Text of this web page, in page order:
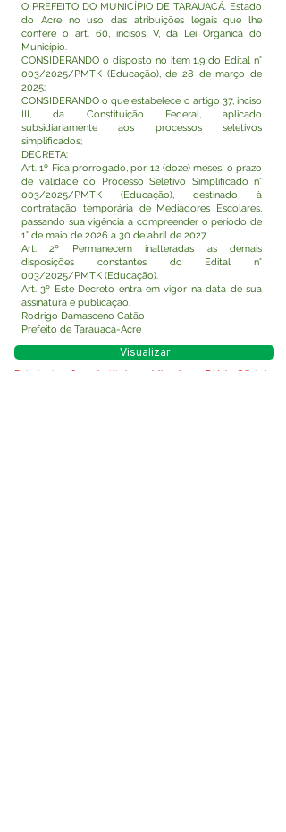
O PREFEITO DO MUNICÍPIO DE TARAUACÁ. Estado
do Acre no uso das atribuições legais que lhe
confere o art. 60, incisos V, da Lei Orgânica do
Município.
CONSIDERANDO o disposto no item 1.9 do Edital n°
003/2025/PMTK (Educação), de 28 de março de
2025;
CONSIDERANDO o que estabelece o artigo 37, inciso
III, da Constituição Federal, aplicado
subsidiariamente aos processos seletivos
simplificados;
DECRETA:
Art. 1º Fica prorrogado, por 12 (doze) meses, o prazo
de validade do Processo Seletivo Simplificado n°
003/2025/PMTK (Educação), destinado à
contratação temporária de Mediadores Escolares,
passando sua vigência a compreender o período de
1° de maio de 2026 a 30 de abril de 2027.
Art. 2º Permanecem inalteradas as demais
disposições constantes do Edital n°
003/2025/PMTK (Educação).
Art. 3º Este Decreto entra em vigor na data de sua
assinatura e publicação.
Rodrigo Damasceno Catão
Prefeito de Tarauacá-Acre
Visualizar
Este texto não substitui o publicado no Diário Oficial,